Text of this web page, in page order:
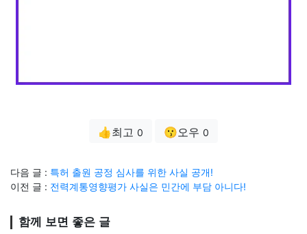
👍최고 0 😗오우 0
다음 글 : 특허 출원 공정 심사를 위한 사실 공개!
이전 글 : 전력계통영향평가 사실은 민간에 부담 아니다!
함께 보면 좋은 글